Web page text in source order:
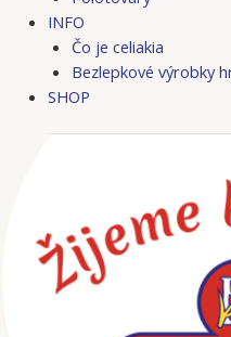
INFO
Čo je celiakia
Bezlepkové výrobky
SHOP